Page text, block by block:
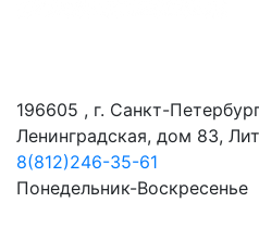
196605 , г. Санкт-
Ленинградская, дом 83,
8(812)246-35-61
Понедельник-